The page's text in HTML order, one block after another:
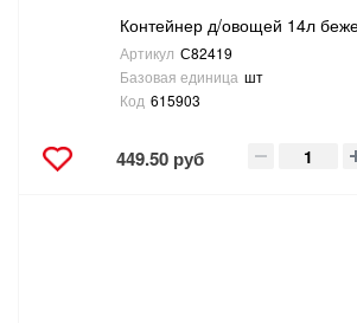
Контейнер д/овощей 14л
Артикул С82419
Базовая единица шт
Код 615903
449.50 руб